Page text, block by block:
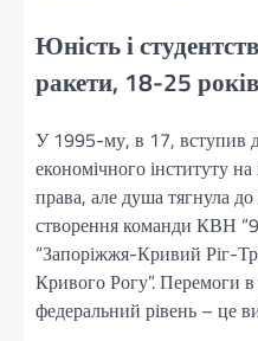
Юність і
ракети, 18-25 років
У 1995-му, в 17, вступив
економічного інституту
права, але душа тягнула
створення команди КВН
“Запоріжжя-Кривий Ріг-
Кривого Рогу”. Перемоги в
федеральний рівень – це